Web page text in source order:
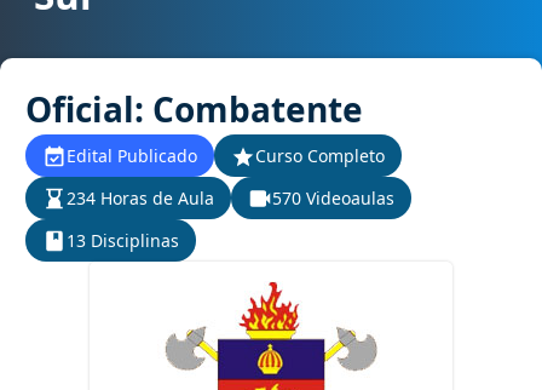
Oficial: Combatente
Edital Publicado
Curso Completo
234 Horas de Aula
570 Videoaulas
13 Disciplinas